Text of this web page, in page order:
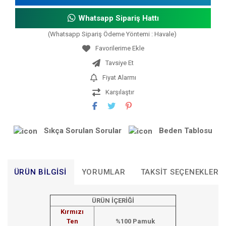
Whatsapp Sipariş Hattı
(Whatsapp Sipariş Ödeme Yöntemi : Havale)
Tavsiye Et
Fiyat Alarmı
Karşılaştır
Sıkça Sorulan Sorular Beden Tablosu
ÜRÜN BILGISI YORUMLAR TAKSIT SEÇENEKLERI
ÜRÜN İÇERİĞİ
Kırmızı
Ten
%100 Pamuk